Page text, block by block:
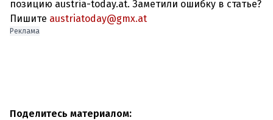
позицию austria-today.at. Заметили ошибку в статье?
Пишите austriatoday@gmx.at
Реклама
Поделитесь материалом: